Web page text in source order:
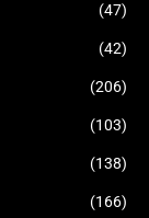
(47)
(42)
(206)
(103)
(138)
(166)